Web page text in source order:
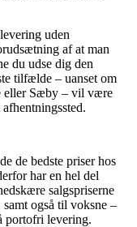
uden
af at man
du udse dig den
tilfælde – uanset om
eller Sæby – vil være
de bedste priser hos
har en hel del
salgspriserne
også til voksne –
portofri levering.